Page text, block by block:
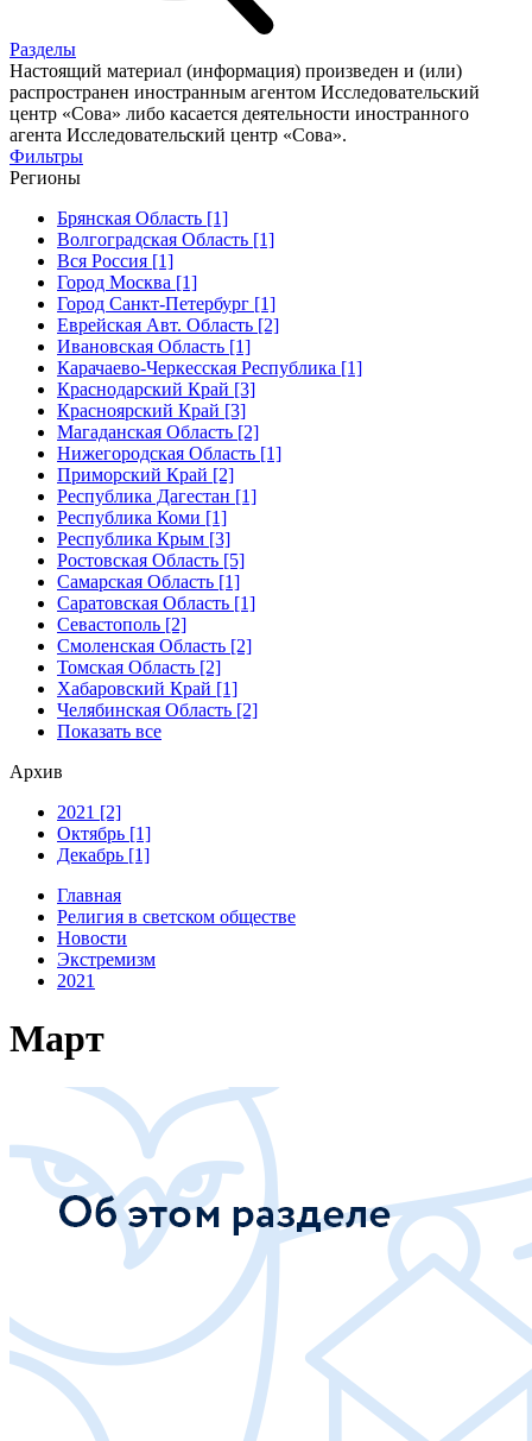
Разделы
Настоящий материал (информация) произведен и (или)
распространен иностранным агентом Исследовательский
центр «Сова» либо касается деятельности иностранного
агента Исследовательский центр «Сова».
Фильтры
Регионы
Брянская Область [1]
Волгоградская Область [1]
Вся Россия [1]
Город Москва [1]
Город Санкт-Петербург [1]
Еврейская Авт. Область [2]
Ивановская Область [1]
Карачаево-Черкесская Республика [1]
Краснодарский Край [3]
Красноярский Край [3]
Магаданская Область [2]
Нижегородская Область [1]
Приморский Край [2]
Республика Дагестан [1]
Республика Коми [1]
Республика Крым [3]
Ростовская Область [5]
Самарская Область [1]
Саратовская Область [1]
Севастополь [2]
Смоленская Область [2]
Томская Область [2]
Хабаровский Край [1]
Челябинская Область [2]
Показать все
Архив
2021 [2]
Октябрь [1]
Декабрь [1]
Главная
Религия в светском обществе
Новости
Экстремизм
2021
Март